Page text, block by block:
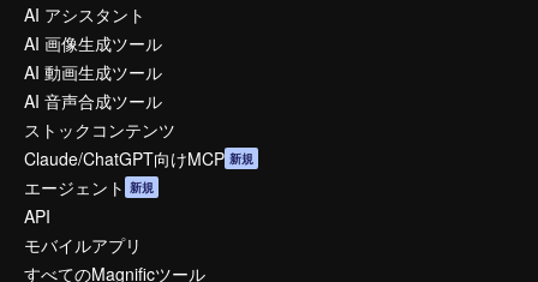
AI アシスタント
AI 画像生成ツール
AI 動画生成ツール
AI 音声合成ツール
ストックコンテンツ
Claude/ChatGPT向けMCP 新規
エージェント 新規
API
モバイルアプリ
すべてのMagnificツール